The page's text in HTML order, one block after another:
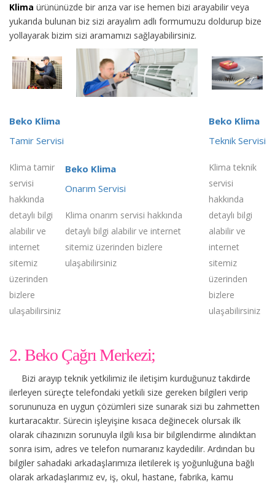
Klima ürününüzde bir arıza var ise hemen bizi arayabilir veya
yukarıda bulunan biz sizi arayalım adlı formumuzu doldurup bize
yollayarak bizim sizi aramamızı sağlayabilirsiniz.
Beko Klima
Tamir Servisi
Klima tamir
servisi
hakkında
detaylı bilgi
alabilir ve
internet
sitemiz
üzerinden
bizlere
ulaşabilirsiniz
Beko Klima
Onarım Servisi
Klima onarım servisi hakkında
detaylı bilgi alabilir ve internet
sitemiz üzerinden bizlere
ulaşabilirsiniz
Beko Klima
Teknik Servisi
Klima teknik
servisi
hakkında
detaylı bilgi
alabilir ve
internet
sitemiz
üzerinden
bizlere
ulaşabilirsiniz
2. Beko Çağrı Merkezi;
Bizi arayıp teknik yetkilimiz ile iletişim kurduğunuz takdirde
ilerleyen süreçte telefondaki yetkili size gereken bilgileri verip
sorununuza en uygun çözümleri size sunarak sizi bu zahmetten
kurtaracaktır. Sürecin işleyişine kısaca değinecek olursak ilk
olarak cihazınızın sorunuyla ilgili kısa bir bilgilendirme alındıktan
sonra isim, adres ve telefon numaranız kaydedilir. Ardından bu
bilgiler sahadaki arkadaşlarımıza iletilerek iş yoğunluğuna bağlı
olarak arkadaşlarımız ev, iş, okul, hastane, fabrika, kamu